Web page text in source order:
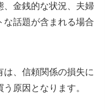
、金銭的な状況、夫婦
な話題が含まれる場合
は、信頼関係の損失に
原因となります。